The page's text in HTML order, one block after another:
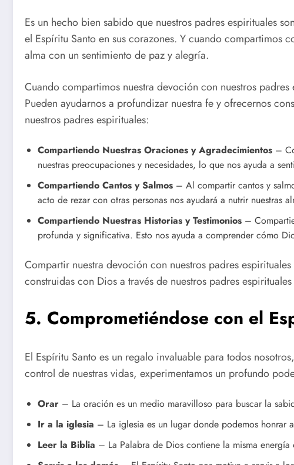
Es un hecho bien sabido que nuestros padres espirituales
el Espíritu Santo en sus corazones. Y cuando compartimos
alma con un sentimiento de paz y alegría.
Cuando compartimos nuestra devoción con nuestros
Pueden ayudarnos a profundizar nuestra fe y ofrecernos
nuestros padres espirituales:
Compartiendo Nuestras Oraciones y Agradecimientos –
nuestras preocupaciones y necesidades, lo que nos ayuda a
Compartiendo Cantos y Salmos – Al compartir cantos y
acto de rezar con otras personas nos ayudará a nutrir nuestras
Compartiendo Nuestras Historias y Testimonios –
profunda y significativa. Esto nos ayuda a comprender cómo
Compartir nuestra devoción con nuestros padres
construidas con Dios a través de nuestros padres
5. Comprometiéndose con el
El Espíritu Santo es un regalo invaluable para todos
control de nuestras vidas, experimentamos un profundo
Orar – La oración es un medio maravilloso para buscar la
Ir a la iglesia – La iglesia es un lugar donde podemos honrar
Leer la Biblia – La Palabra de Dios contiene la misma